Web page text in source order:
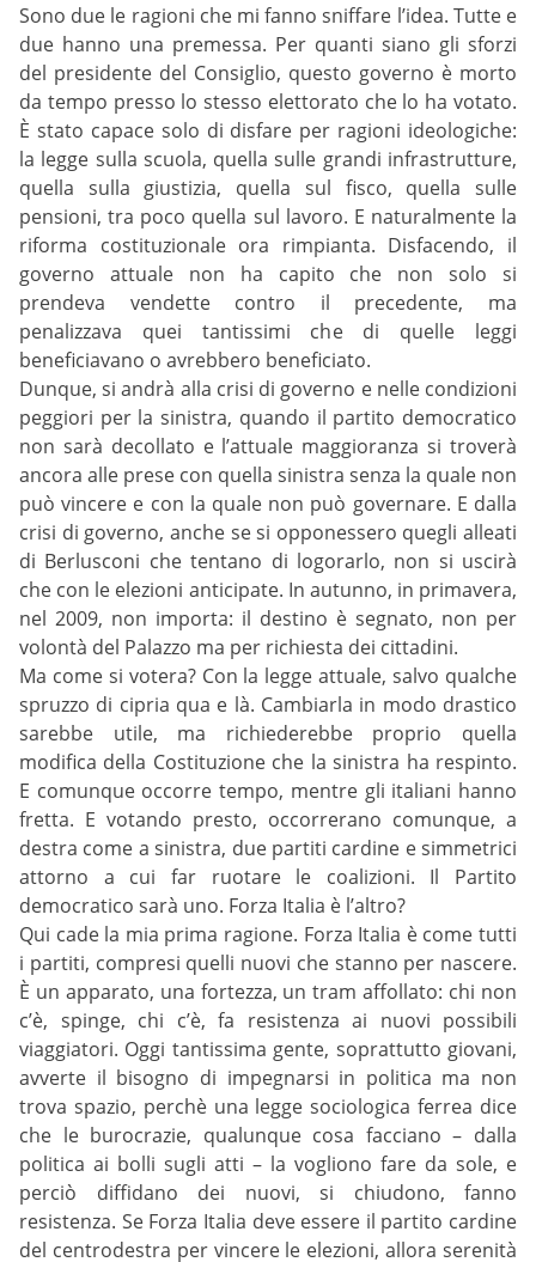
Sono due le ragioni che mi fanno sniffare l’idea. Tutte e
due hanno una premessa. Per quanti siano gli sforzi
del presidente del Consiglio, questo governo è morto
da tempo presso lo stesso elettorato che lo ha votato.
È stato capace solo di disfare per ragioni ideologiche:
la legge sulla scuola, quella sulle grandi infrastrutture,
quella sulla giustizia, quella sul fisco, quella sulle
pensioni, tra poco quella sul lavoro. E naturalmente la
riforma costituzionale ora rimpianta. Disfacendo, il
governo attuale non ha capito che non solo si
prendeva vendette contro il precedente, ma
penalizzava quei tantissimi che di quelle leggi
beneficiavano o avrebbero beneficiato.
Dunque, si andrà alla crisi di governo e nelle condizioni
peggiori per la sinistra, quando il partito democratico
non sarà decollato e l’attuale maggioranza si troverà
ancora alle prese con quella sinistra senza la quale non
può vincere e con la quale non può governare. E dalla
crisi di governo, anche se si opponessero quegli alleati
di Berlusconi che tentano di logorarlo, non si uscirà
che con le elezioni anticipate. In autunno, in primavera,
nel 2009, non importa: il destino è segnato, non per
volontà del Palazzo ma per richiesta dei cittadini.
Ma come si votera? Con la legge attuale, salvo qualche
spruzzo di cipria qua e là. Cambiarla in modo drastico
sarebbe utile, ma richiederebbe proprio quella
modifica della Costituzione che la sinistra ha respinto.
E comunque occorre tempo, mentre gli italiani hanno
fretta. E votando presto, occorrerano comunque, a
destra come a sinistra, due partiti cardine e simmetrici
attorno a cui far ruotare le coalizioni. Il Partito
democratico sarà uno. Forza Italia è l’altro?
Qui cade la mia prima ragione. Forza Italia è come tutti
i partiti, compresi quelli nuovi che stanno per nascere.
È un apparato, una fortezza, un tram affollato: chi non
c’è, spinge, chi c’è, fa resistenza ai nuovi possibili
viaggiatori. Oggi tantissima gente, soprattutto giovani,
avverte il bisogno di impegnarsi in politica ma non
trova spazio, perchè una legge sociologica ferrea dice
che le burocrazie, qualunque cosa facciano – dalla
politica ai bolli sugli atti – la vogliono fare da sole, e
perciò diffidano dei nuovi, si chiudono, fanno
resistenza. Se Forza Italia deve essere il partito cardine
del centrodestra per vincere le elezioni, allora serenità